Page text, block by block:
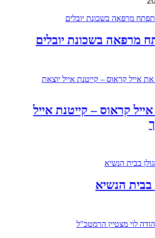
מרפאה בשכונת יובלים
קראוס – קייטנת אייל
בבית הנשיא